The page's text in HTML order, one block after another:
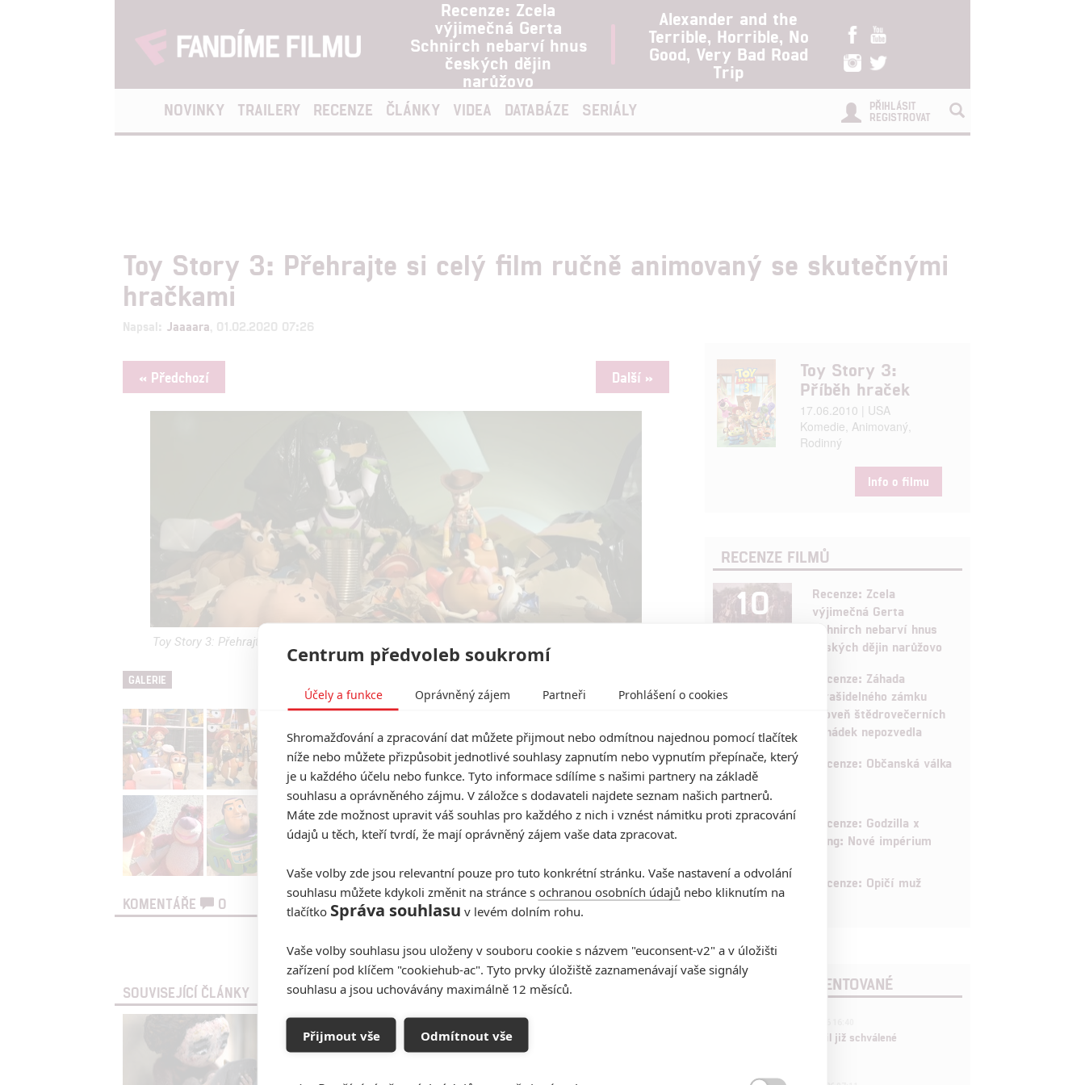
Recenze: Zcela
výjimečná Gerta
Schnirch nebarví hnus
českých dějin
narůžovo
Alexander and the
Terrible, Horrible, No
Good, Very Bad Road
Trip
NOVINKY TRAILERY RECENZE ČLÁNKY VIDEA DATABÁZE SERIÁLY
PŘIHLÁSIT
REGISTROVAT
Toy Story 3: Přehrajte si celý film ručně animovaný se skutečnými
hračkami
Napsal: Jaaaara , 01.02.2020 07:26
« Předchozí Další »
Toy Story 3: Přehrajte si celý film ručně animovaný se skutečnými hračkami | Fandíme filmu
GALERIE
KOMENTÁŘE 0
Vstoupit do diskuze
SOUVISEJÍCÍ ČLÁNKY
Toy Story 3:
Příběh hraček
17.06.2010 | USA
Komedie, Animovaný,
Rodinný
Info o filmu
RECENZE FILMŮ
10
Recenze: Zcela
výjimečná Gerta
Schnirch nebarví hnus
českých dějin narůžovo
Recenze: Záhada
strašidelného zámku
úroveň štědrovečerních
pohádek nepozvedla
8 Recenze: Občanská válka
6
Recenze: Godzilla x
Kong: Nové impérium
8 Recenze: Opičí muž
POSLEDNÍ KOMENTOVANÉ
Marvel nečekaně zrušil již schválené
Centrum předvoleb soukromí
Účely a funkce Oprávněný zájem Partneři Prohlášení o cookies
Shromažďování a zpracování dat můžete přijmout nebo odmítnou najednou pomocí tlačítek
níže nebo můžete přizpůsobit jednotlivé souhlasy zapnutím nebo vypnutím přepínače, který
je u každého účelu nebo funkce. Tyto informace sdílíme s našimi partnery na základě
souhlasu a oprávněného zájmu. V záložce s dodavateli najdete seznam našich partnerů.
Máte zde možnost upravit váš souhlas pro každého z nich i vznést námitku proti zpracování
údajů u těch, kteří tvrdí, že mají oprávněný zájem vaše data zpracovat.
Vaše volby zde jsou relevantní pouze pro tuto konkrétní stránku. Vaše nastavení a odvolání
souhlasu můžete kdykoli změnit na stránce s ochranou osobních údajů nebo kliknutím na
tlačítko Správa souhlasu v levém dolním rohu.
Vaše volby souhlasu jsou uloženy v souboru cookie s názvem "euconsent-v2" a v úložišti
zařízení pod klíčem "cookiehub-ac". Tyto prvky úložiště zaznamenávají vaše signály
souhlasu a jsou uchovávány maximálně 12 měsíců.
Přijmout vše Odmítnout vše